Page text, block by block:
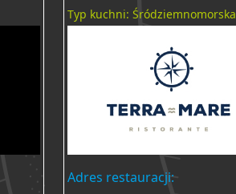
Typ kuchni: Śródziemnomorska
Adres restauracji: